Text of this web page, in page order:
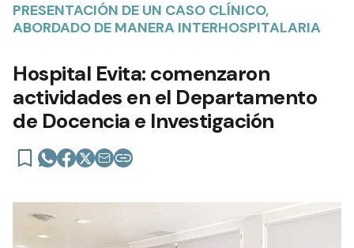
PRESENTACIÓN DE UN CASO CLÍNICO,
ABORDADO DE MANERA INTERHOSPITALARIA
Hospital Evita: comenzaron
actividades en el Departamento
de Docencia e Investigación